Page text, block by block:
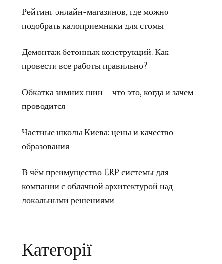
Рейтинг онлайн-магазинов, где можно
подобрать калоприемники для стомы
Демонтаж бетонных конструкций. Как
провести все работы правильно?
Обкатка зимних шин – что это, когда и зачем
проводится
Частные школы Киева: цены и качество
образования
В чём преимущество ERP системы для
компании с облачной архитектурой над
локальными решениями
Категорії